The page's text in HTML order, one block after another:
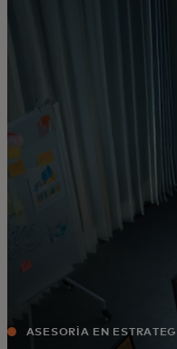
Para
Para el mundo
Para
Noticias y
ASESORÍA EN